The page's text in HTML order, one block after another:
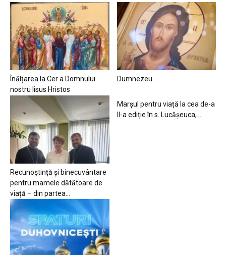
Înălțarea la Cer a Domnului
nostru Iisus Hristos
Dumnezeu…
Recunoștință și binecuvântare
pentru mamele dătătoare de
viață – din partea...
Marșul pentru viață la cea de-a
II-a ediție în s. Lucășeuca,...